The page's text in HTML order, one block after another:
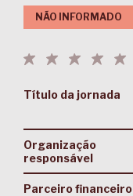
NÃO INFORMADO
Título da jornada
Organização
responsável
Parceiro financeiro